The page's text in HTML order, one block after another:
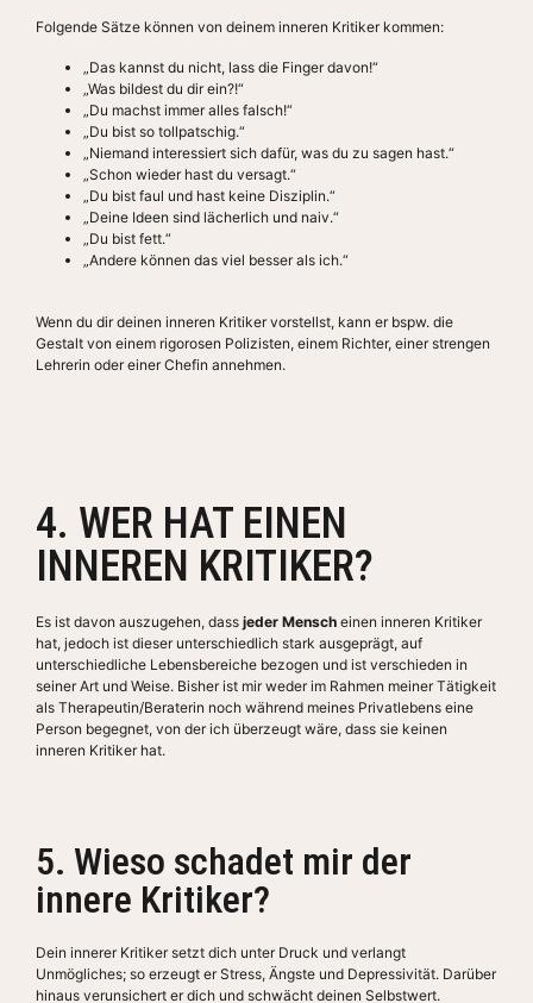
Folgende Sätze können von deinem inneren Kritiker kommen:
„Das kannst du nicht, lass die Finger davon!“
„Was bildest du dir ein?!“
„Du machst immer alles falsch!“
„Du bist so tollpatschig.“
„Niemand interessiert sich dafür, was du zu sagen hast.“
„Schon wieder hast du versagt.“
„Du bist faul und hast keine Disziplin.“
„Deine Ideen sind lächerlich und naiv.“
„Du bist fett.“
„Andere können das viel besser als ich.“
Wenn du dir deinen inneren Kritiker vorstellst, kann er bspw. die
Gestalt von einem rigorosen Polizisten, einem Richter, einer strengen
Lehrerin oder einer Chefin annehmen.
4. WER HAT EINEN
INNEREN KRITIKER?
Es ist davon auszugehen, dass jeder Mensch einen inneren Kritiker
hat, jedoch ist dieser unterschiedlich stark ausgeprägt, auf
unterschiedliche Lebensbereiche bezogen und ist verschieden in
seiner Art und Weise. Bisher ist mir weder im Rahmen meiner Tätigkeit
als Therapeutin/Beraterin noch während meines Privatlebens eine
Person begegnet, von der ich überzeugt wäre, dass sie keinen
inneren Kritiker hat.
5. Wieso schadet mir der
innere Kritiker?
Dein innerer Kritiker setzt dich unter Druck und verlangt
Unmögliches; so erzeugt er Stress, Ängste und Depressivität. Darüber
hinaus verunsichert er dich und schwächt deinen Selbstwert.